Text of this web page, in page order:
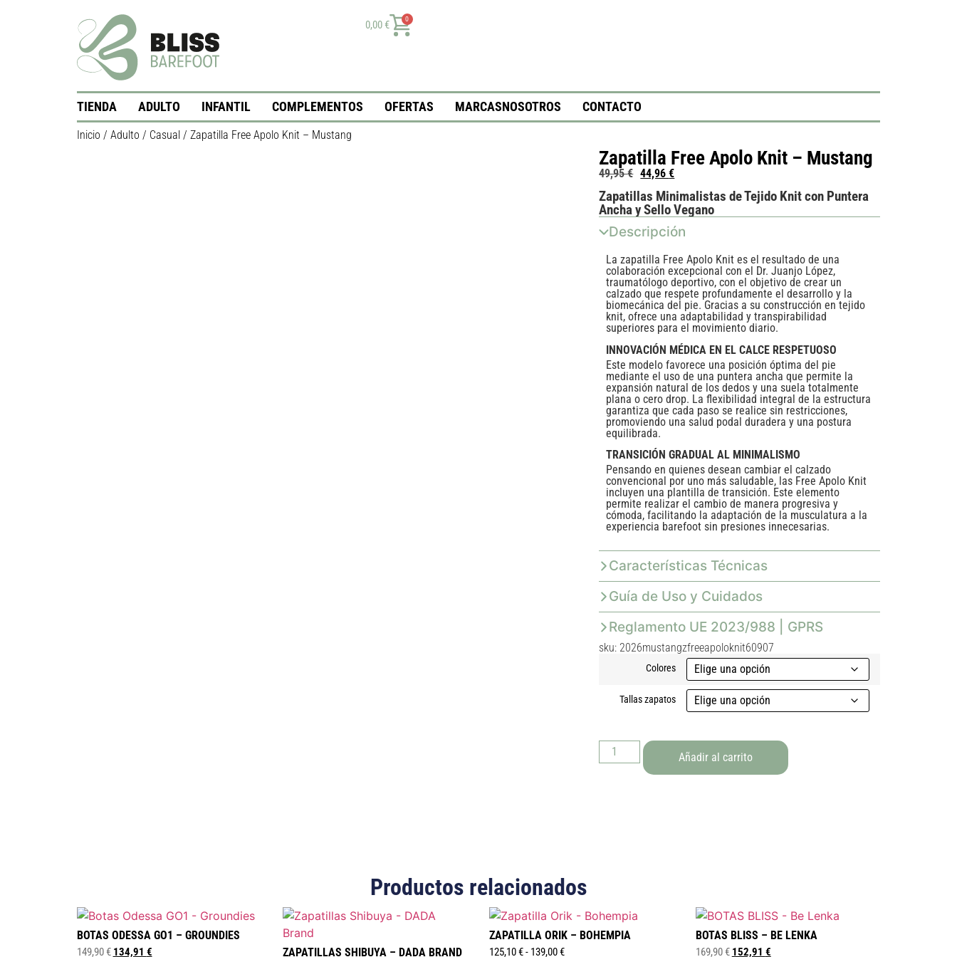
0,00€ 0
TIENDA ADULTO INFANTIL COMPLEMENTOS OFERTAS MARCASNOSOTROS CONTACTO
Inicio / Adulto / Casual/ Zapatilla Free Apolo Knit – Mustang
Zapatilla Free Apolo Knit – Mustang
49,95€ 44,96€
Zapatillas Minimalistas de Tejido Knit con Puntera
Ancha y Sello Vegano
Descripción
La zapatilla Free Apolo Knit es el resultado de una
colaboración excepcional con el Dr. Juanjo López,
traumatólogo deportivo, con el objetivo de crear un
calzado que respete profundamente el desarrollo y la
biomecánica del pie. Gracias a su construcción en tejido
knit, ofrece una adaptabilidad y transpirabilidad
superiores para el movimiento diario.
INNOVACIÓN MÉDICA EN EL CALCE RESPETUOSO
Este modelo favorece una posición óptima del pie
mediante el uso de una puntera ancha que permite la
expansión natural de los dedos y una suela totalmente
plana o cero drop. La flexibilidad integral de la estructura
garantiza que cada paso se realice sin restricciones,
promoviendo una salud podal duradera y una postura
equilibrada.
TRANSICIÓN GRADUAL AL MINIMALISMO
Pensando en quienes desean cambiar el calzado
convencional por uno más saludable, las Free Apolo Knit
incluyen una plantilla de transición. Este elemento
permite realizar el cambio de manera progresiva y
cómoda, facilitando la adaptación de la musculatura a la
experiencia barefoot sin presiones innecesarias.
Características Técnicas
Guía de Uso y Cuidados
Reglamento UE 2023/988 | GPRS
sku: 2026mustangzfreeapoloknit60907
Colores
Tallas zapatos
Añadir al carrito
Productos relacionados
BOTAS ODESSA GO1 – GROUNDIES
149,90€ 134,91 € ZAPATILLAS SHIBUYA – DADA BRAND
ZAPATILLA ORIK – BOHEMPIA
125,10€- 139,00€
BOTAS BLISS – BE LENKA
169,90€ 152,91 €